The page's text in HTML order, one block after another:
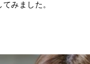
みました。